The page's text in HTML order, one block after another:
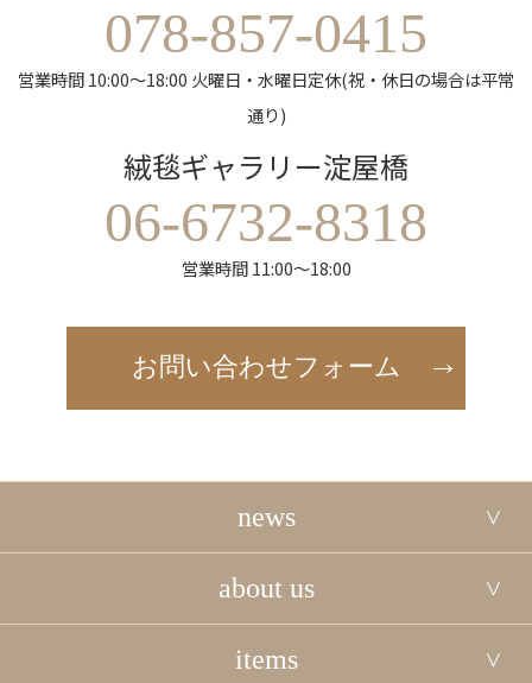
078-857-0415
営業時間 10:00～18:00 火曜日・水曜日定休(祝・休日の場合は平常
通り)
絨毯ギャラリー淀屋橋
06-6732-8318
営業時間 11:00～18:00
お問い合わせフォーム
news
about us
items